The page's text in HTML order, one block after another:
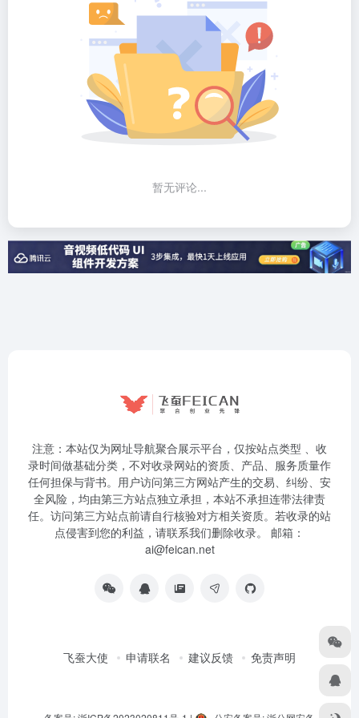
暂无评论...
注意：本站仅为网址导航聚合展示平台，仅按站点类型 、收
录时间做基础分类，不对收录网站的资质、产品、服务质量作
任何担保与背书。用户访问第三方网站产生的交易、纠纷、安
全风险，均由第三方站点独立承担，本站不承担连带法律责
任。访问第三方站点前请自行核验对方相关资质。若收录的站
点侵害到您的利益，请联系我们删除收录。 邮箱：
ai@feican.net
飞蚕大使 申请联名 建议反馈 免责声明